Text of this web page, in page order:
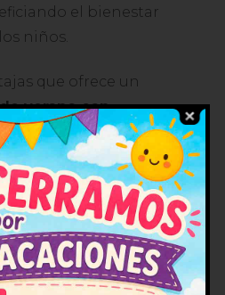
el bienestar
niños.
que ofrece un
verano con
es extensa y
de aprender a
saldrán de
habiendo
vitales y
que los
muchísimo